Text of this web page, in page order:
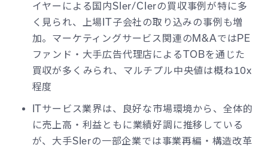
イヤーによる国内SIer/CIerの買収事例が特に多
く見られ、上場IT子会社の取り込みの事例も増
加。マーケティングサービス関連のM&AではPE
ファンド・大手広告代理店によるTOBを通じた
買収が多くみられ、マルチプル中央値は概ね10x
程度
ITサービス業界は、良好な市場環境から、全体的
に売上高・利益ともに業績好調に推移している
が、大手SIerの一部企業では事業再編・構造改革